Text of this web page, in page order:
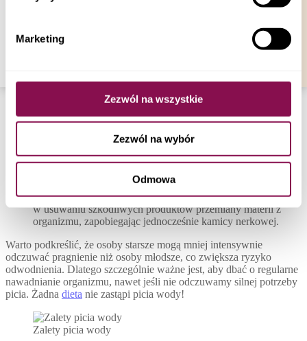
korzystając z możliwości zarządzania ustawieniami
Twojej przeglądarki.
Marketing
Zezwól na wszystkie
Zezwól na wybór
Odmowa
organizmie powyżej 15 procent masy ciała może prowadzić do
poważnych konsekwencji, a nawet do śmierci.
Skóra – regularne spożywanie wody sprzyja jędrności i
Mózg – woda poprawia funkcje mózgu, w tym pamięć i
koncentrację, co wpływa pozytywnie na naszą zdolność do
Układ pokarmowy – spożywanie odpowiedniej ilości wody
pomaga zapobiegać problemom z zaparciami, poprawiając
funkcjonowanie układu pokarmowego;
Nerki – woda jest niezbędna w produkcji moczu, co pomaga
w usuwaniu szkodliwych produktów przemiany materii z
organizmu, zapobiegając jednocześnie kamicy nerkowej.
Warto podkreślić, że osoby starsze mogą mniej intensywnie
odczuwać pragnienie niż osoby młodsze, co zwiększa ryzyko
odwodnienia. Dlatego szczególnie ważne jest, aby dbać o regularne
nawadnianie organizmu, nawet jeśli nie odczuwamy silnej potrzeby
picia. Żadna dieta nie zastąpi picia wody!
Zalety picia wody